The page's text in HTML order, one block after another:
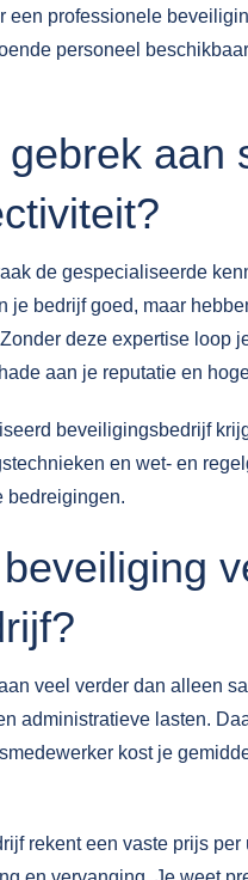
een professionele
personeel
aan
de gespecialiseerde
je bedrijf goed, maar
deze expertise loop
aan je reputatie en
beveiligingsbedrijf
en wet- en
bedreigingen.
veel verder dan alleen
administratieve lasten.
kost je
rekent een vaste prijs